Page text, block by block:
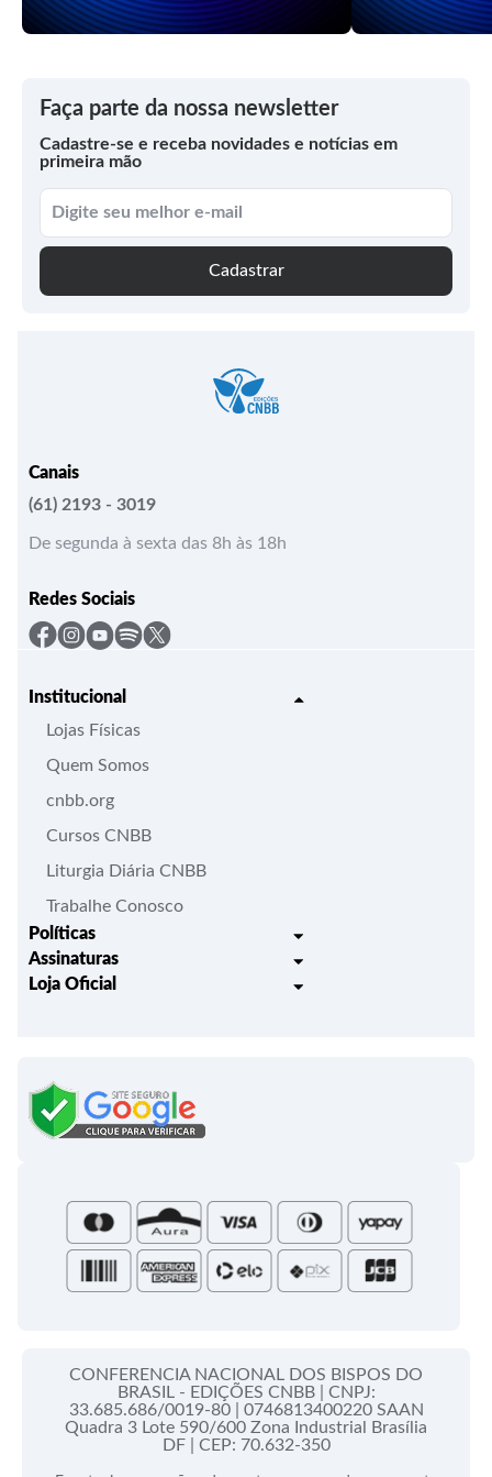
Faça parte da nossa newsletter
Cadastre-se e receba novidades e notícias em
primeira mão
Cadastrar
Canais
(61) 2193 - 3019
De segunda à sexta das 8h às 18h
Redes Sociais
Institucional
Lojas Físicas
Quem Somos
cnbb.org
Cursos CNBB
Liturgia Diária CNBB
Trabalhe Conosco
Políticas
Trocas e Devoluções
Assinaturas
Liturgia Igreja em Oração
Roteiros Homiléticos
Folhetos e Partituras
Loja Oficial
Bíblias - Tradução Oficial
Campanha da Fraternidade
CONFERENCIA NACIONAL DOS BISPOS DO
BRASIL - EDIÇÕES CNBB | CNPJ:
33.685.686/0019-80 | 0746813400220 SAAN
Quadra 3 Lote 590/600 Zona Industrial Brasília
DF | CEP: 70.632-350